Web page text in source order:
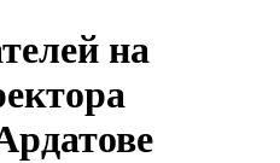
на